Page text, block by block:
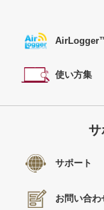
使い方集
サ
サポート
お問い合わ